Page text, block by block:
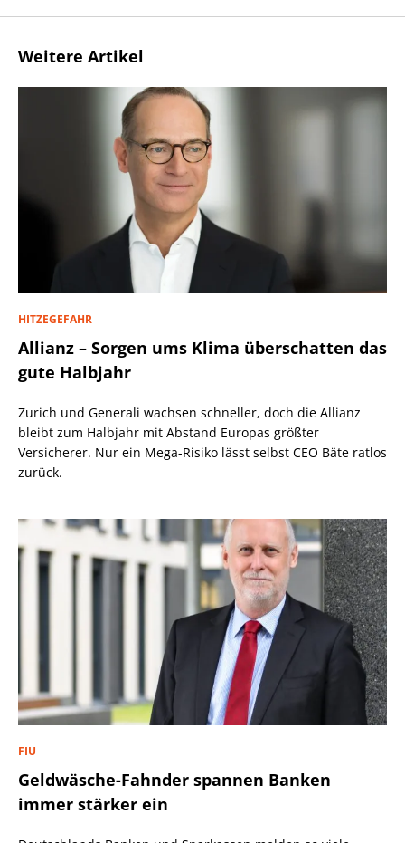
Weitere Artikel
HITZEGEFAHR
Allianz – Sorgen ums Klima überschatten das
gute Halbjahr
Zurich und Generali wachsen schneller, doch die Allianz
bleibt zum Halbjahr mit Abstand Europas größter
Versicherer. Nur ein Mega-Risiko lässt selbst CEO Bäte ratlos
zurück.
FIU
Geldwäsche-Fahnder spannen Banken
immer stärker ein